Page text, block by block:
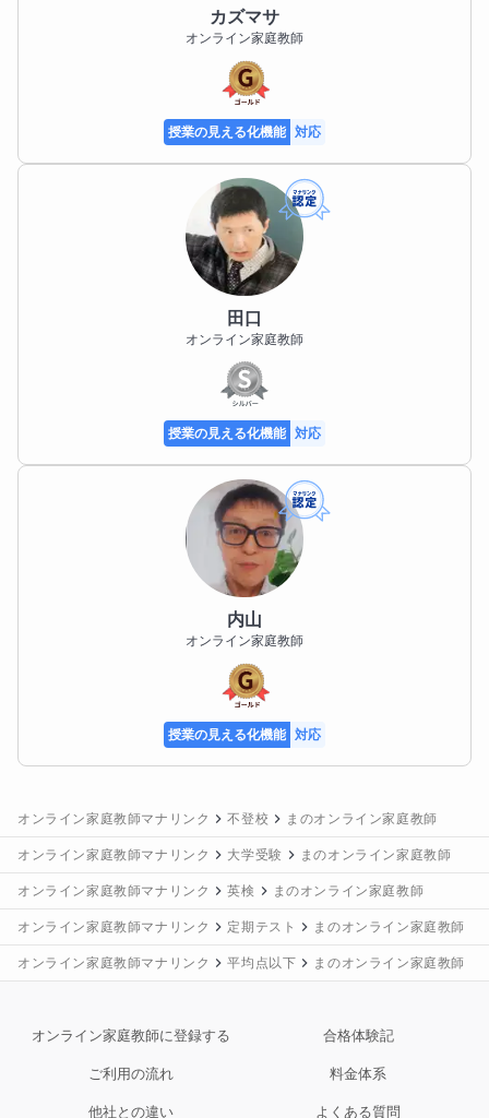
カズマサ
オンライン家庭教師
授業の見える化機能 対応
田口
オンライン家庭教師
授業の見える化機能 対応
内山
オンライン家庭教師
授業の見える化機能 対応
オンライン家庭教師マナリンク 不登校 まのオンライン家庭教師
オンライン家庭教師マナリンク 大学受験 まのオンライン家庭教師
オンライン家庭教師マナリンク 英検 まのオンライン家庭教師
オンライン家庭教師マナリンク 定期テスト まのオンライン家庭教師
オンライン家庭教師マナリンク 平均点以下 まのオンライン家庭教師
オンライン家庭教師に登録する 合格体験記
ご利用の流れ 料金体系
他社との違い よくある質問